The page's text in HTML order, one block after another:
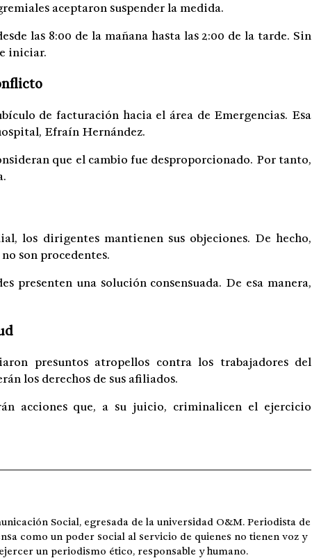
aceptaron suspender la medida.
las 8:00 de la mañana hasta las 2:00 de la tarde. Sin
iniciar.
de facturación hacia el área de Emergencias. Esa
Efraín Hernández.
que el cambio fue desproporcionado. Por tanto,
los dirigentes mantienen sus objeciones. De hecho,
son procedentes.
presenten una solución consensuada. De esa manera,
presuntos atropellos contra los trabajadores del
los derechos de sus afiliados.
acciones que, a su juicio, criminalicen el ejercicio
Social, egresada de la universidad O&M. Periodista de
como un poder social al servicio de quienes no tienen voz y
un periodismo ético, responsable y humano.